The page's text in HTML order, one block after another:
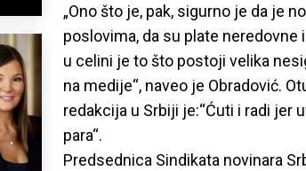
„Ono što je, pak, sigurno je da je
poslovima, da su plate
u celini je to što postoji velika
na medije“, naveo je Obradović.
redakcija u Srbiji je:“Ćuti i radi jer
para“.
Predsednica Sindikata novinara